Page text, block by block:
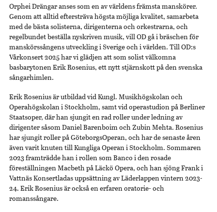
Orphei Drängar anses som en av världens främsta manskörer.
Genom att alltid eftersträva högsta möjliga kvalitet, samarbeta
med de bästa solisterna, dirigenterna och orkestrarna, och
regelbundet beställa nyskriven musik, vill OD gå i bräschen för
manskörssångens utveckling i Sverige och i världen. Till OD:s
Vårkonsert 2025 har vi glädjen att som solist välkomna
basbarytonen Erik Rosenius, ett nytt stjärnskott på den svenska
sångarhimlen.
Erik Rosenius är utbildad vid Kungl. Musikhögskolan och
Operahögskolan i Stockholm, samt vid operastudion på Berliner
Staatsoper, där han sjungit en rad roller under ledning av
dirigenter såsom Daniel Barenboim och Zubin Mehta. Rosenius
har sjungit roller på GöteborgsOperan, och har de senaste åren
även varit knuten till Kungliga Operan i Stockholm. Sommaren
2023 framträdde han i rollen som Banco i den rosade
föreställningen Macbeth på Läckö Opera, och han sjöng Frank i
Vattnäs Konsertladas uppsättning av Läderlappen vintern 2023-
24. Erik Rosenius är också en erfaren oratorie- och
romanssångare.